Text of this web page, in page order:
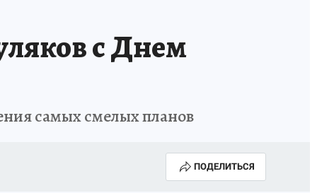
с Днем
самых смелых планов
ПОДЕЛИТЬСЯ